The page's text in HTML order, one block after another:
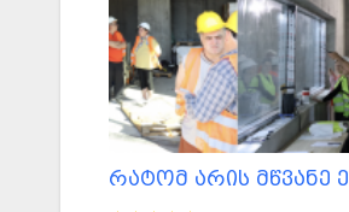
რატომ არის მწვანე